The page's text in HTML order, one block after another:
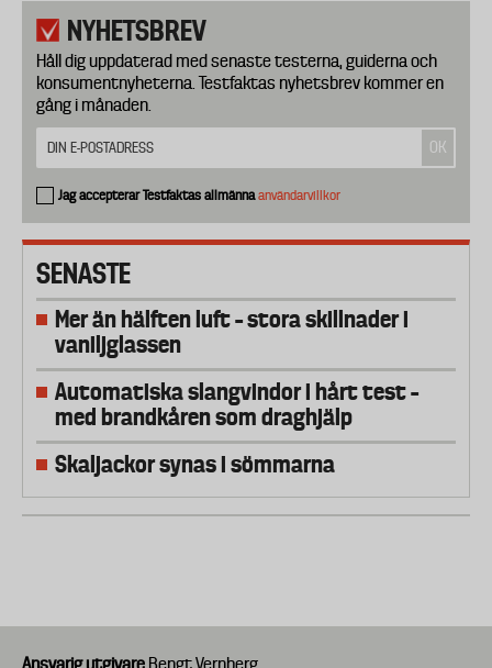
NYHETSBREV
Håll dig uppdaterad med senaste testerna, guiderna och
konsumentnyheterna. Testfaktas nyhetsbrev kommer en
gång i månaden.
Jag accepterar Testfaktas allmännaanvändarvillkor
SENASTE
Mer än hälften luft – stora skillnader i
vaniljglassen
Automatiska slangvindor i hårt test –
med brandkåren som draghjälp
Skaljackor synas i sömmarna